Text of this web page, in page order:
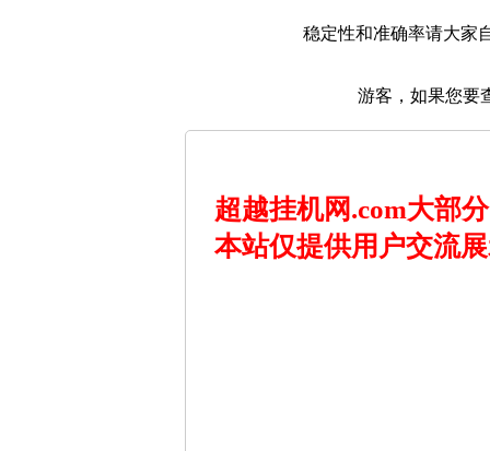
稳定性和准确率请大家
游客，如果您要
超越挂机网.com大部
本站仅提供用户交流